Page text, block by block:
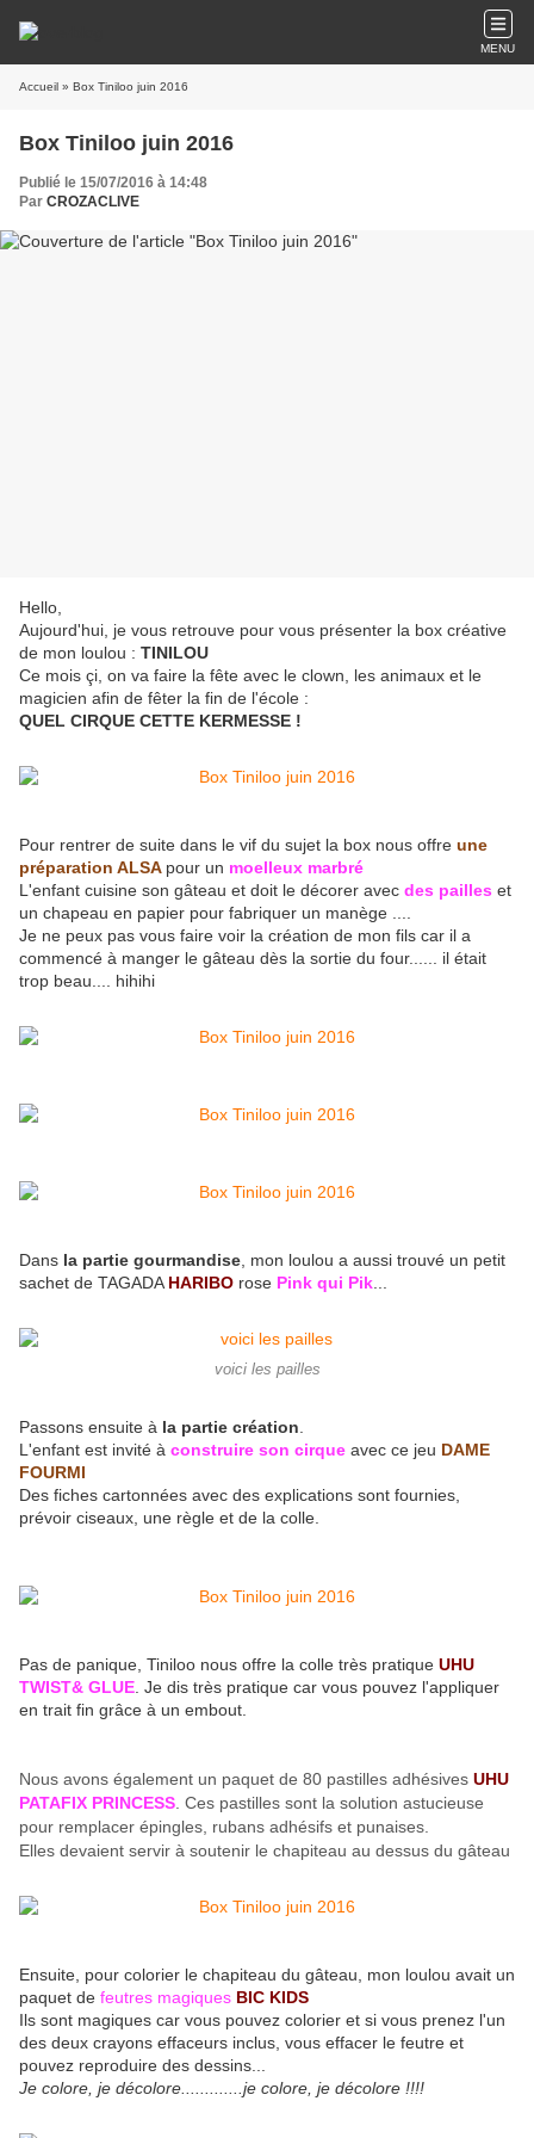
MENU
Accueil » Box Tiniloo juin 2016
Box Tiniloo juin 2016
Publié le 15/07/2016 à 14:48
Par CROZACLIVE
Hello,
Aujourd'hui, je vous retrouve pour vous présenter la box créative
de mon loulou : TINILOU
Ce mois çi, on va faire la fête avec le clown, les animaux et le
magicien afin de fêter la fin de l'école :
QUEL CIRQUE CETTE KERMESSE !
Pour rentrer de suite dans le vif du sujet la box nous offre une
préparation ALSA pour un moelleux marbré
L'enfant cuisine son gâteau et doit le décorer avec des pailles et
un chapeau en papier pour fabriquer un manège ....
Je ne peux pas vous faire voir la création de mon fils car il a
commencé à manger le gâteau dès la sortie du four...... il était
trop beau.... hihihi
Dans la partie gourmandise , mon loulou a aussi trouvé un petit
sachet de TAGADA HARIBO rose Pink qui Pik
voici les pailles
Passons ensuite à la partie création
L'enfant est invité à construire son cirque avec ce jeu DAME
FOURMI
Des fiches cartonnées avec des explications sont fournies,
prévoir ciseaux, une règle et de la colle.
Pas de panique, Tiniloo nous offre la colle très pratique UHU
TWIST& GLUE . Je dis très pratique car vous pouvez l'appliquer
en trait fin grâce à un embout.
Nous avons également un paquet de 80 pastilles adhésives UHU
PATAFIX PRINCESS . Ces pastilles sont la solution astucieuse
pour remplacer épingles, rubans adhésifs et punaises.
Elles devaient servir à soutenir le chapiteau au dessus du gâteau
Ensuite, pour colorier le chapiteau du gâteau, mon loulou avait un
paquet de feutres magiques BIC KIDS
Ils sont magiques car vous pouvez colorier et si vous prenez l'un
des deux crayons effaceurs inclus, vous effacer le feutre et
pouvez reproduire des dessins...
Je colore, je décolore.............je colore, je décolore !!!!